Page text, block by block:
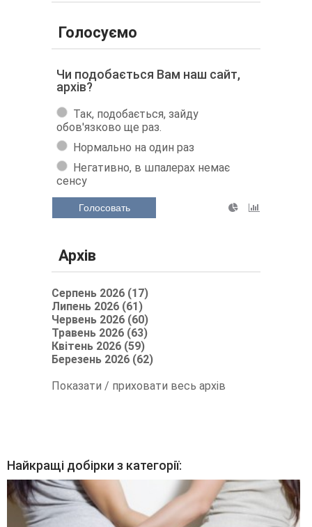
Голосуємо
Чи подобається Вам наш сайт,
архів?
Так, подобається, зайду
обов'язково ще раз.
Нормально на один раз
Негативно, в шпалерах немає
сенсу
Голосовать
Архів
Серпень 2026 (17)
Липень 2026 (61)
Червень 2026 (60)
Травень 2026 (63)
Квітень 2026 (59)
Березень 2026 (62)
Показати / приховати весь архів
Найкращі добірки з категорії: